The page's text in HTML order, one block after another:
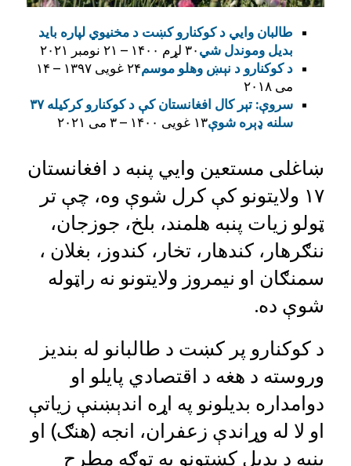
طالبان وايي د کوکنارو کښت د مخنيوي لپاره بايد
بديل وموندل شي ۳۰ لړم ۱۴۰۰ – ۲۱ نومبر ۲۰۲۱
د کوکنارو د نېښ وهلو موسم
۲۴ غویی ۱۳۹۷ – ۱۴
می ۲۰۱۸
سروې: تېر کال افغانستان کې د کوکنارو کرکیله ۳۷
سلنه ډېره شوې۱۳ غویی ۱۴۰۰ – ۳ می ۲۰۲۱
ښاغلی مستعین وايي پنبه د افغانستان
۱۷ ولایتونو کې کرل شوې وه، چې تر
ټولو زیات پنبه هلمند، بلخ، جوزجان،
ننګرهار، کندهار، تخار، کندوز، بغلان ،
سمنګان او نیمروز ولایتونو نه راټوله
شوې ده.
د کوکنارو پر کښت د طالبانو له بندیز
وروسته د هغه د اقتصادي پایلو او
دوامداره بدیلونو په اړه اندېښنې زیاتې
او لا له وړاندې زعفران، انجه (هنګ) او
پنبه د بدیل کښتونو په توګه مطرح